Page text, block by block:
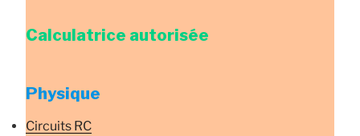
Calculatrice autorisée
Physique
Circuits RC